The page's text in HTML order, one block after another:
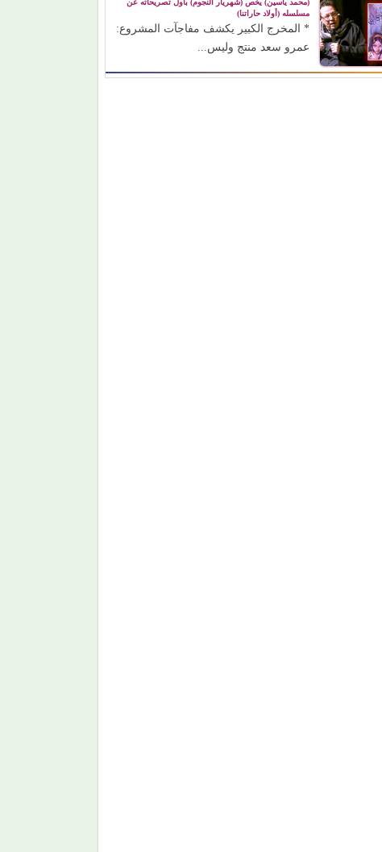
(محمد ياسين) يخص (شهريار النجوم) بأول تصريحاته عن
مسلسله (أولاد حاراتنا)
* المخرج الكبير يكشف مفاجآت المشروع:
عمرو سعد منتج وليس...